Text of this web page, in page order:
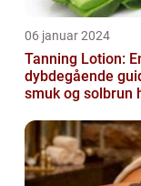
06 januar 2024
Tanning Lotion:
dybdegående
smuk og solbrun